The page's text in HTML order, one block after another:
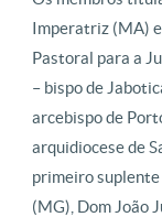
Imperatriz (MA)
Pastoral para a
– bispo de
arcebispo de
arquidiocese de
primeiro
(MG), Dom João